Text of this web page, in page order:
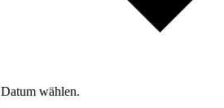
Datum wählen.